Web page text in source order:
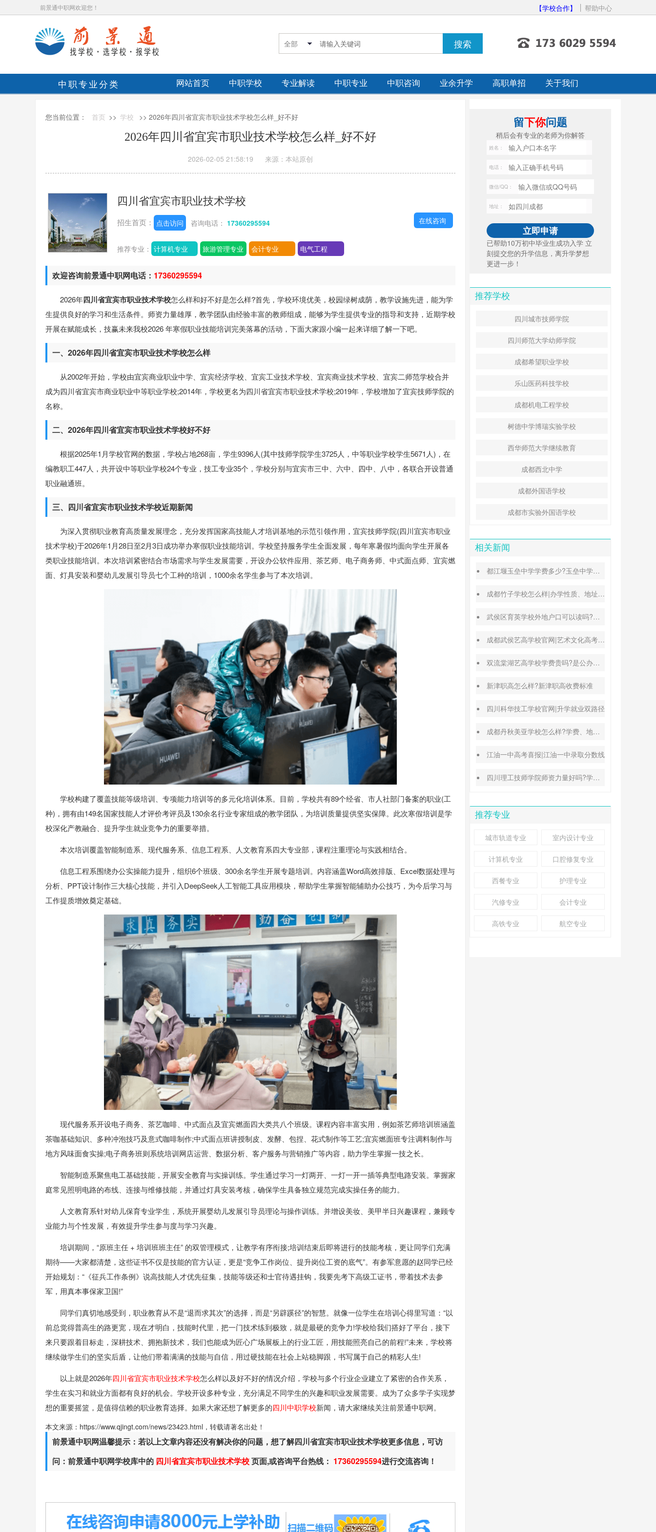
前景通中职网欢迎您！ 【学校合作】 帮助中心
中职专业分类 网站首页 中职学校 专业解读 中职专业 中职咨询 业余升学 高职单招 关于我们
您当前位置： 首页 >> 学校 >> 2026年四川省宜宾市职业技术学校怎么样_好不好
2026年四川省宜宾市职业技术学校怎么样_好不好
2026-02-05 21:58:19 来源：本站原创
四川省宜宾市职业技术学校
招生首页： 点击访问 咨询电话： 17360295594
推荐专业： 计算机专业 旅游管理专业 会计专业 电气工程
在线咨询
欢迎咨询前景通中职网电话： 17360295594
2026年四川省宜宾市职业技术学校怎么样和好不好是怎么样?首先，学校环境优美，校园绿树成荫，教学设施先进，能为学
生提供良好的学习和生活条件。师资力量雄厚，教学团队由经验丰富的教师组成，能够为学生提供专业的指导和支持，近期学校
开展在赋能成长，技赢未来我校2026 年寒假职业技能培训完美落幕的活动，下面大家跟小编一起来详细了解一下吧。
一、2026年四川省宜宾市职业技术学校怎么样
从2002年开始，学校由宜宾商业职业中学、宜宾经济学校、宜宾工业技术学校、宜宾商业技术学校、宜宾二师范学校合并
成为四川省宜宾市商业职业中等职业学校;2014年，学校更名为四川省宜宾市职业技术学校;2019年，学校增加了宜宾技师学院的
名称。
二、2026年四川省宜宾市职业技术学校好不好
根据2025年1月学校官网的数据，学校占地268亩，学生9396人(其中技师学院学生3725人，中等职业学校学生5671人)，在
编教职工447人，共开设中等职业学校24个专业，技工专业35个，学校分别与宜宾市三中、六中、四中、八中，各联合开设普通
职业融通班。
三、四川省宜宾市职业技术学校近期新闻
为深入贯彻职业教育高质量发展理念，充分发挥国家高技能人才培训基地的示范引领作用，宜宾技师学院(四川宜宾市职业
技术学校)于2026年1月28日至2月3日成功举办寒假职业技能培训。学校坚持服务学生全面发展，每年寒暑假均面向学生开展各
类职业技能培训。本次培训紧密结合市场需求与学生发展需要，开设办公软件应用、茶艺师、电子商务师、中式面点师、宜宾燃
面、灯具安装和婴幼儿发展引导员七个工种的培训，1000余名学生参与了本次培训。
学校构建了覆盖技能等级培训、专项能力培训等的多元化培训体系。目前，学校共有89个经省、市人社部门备案的职业(工
种)，拥有由149名国家技能人才评价考评员及130余名行业专家组成的教学团队，为培训质量提供坚实保障。此次寒假培训是学
校深化产教融合、提升学生就业竞争力的重要举措。
本次培训覆盖智能制造系、现代服务系、信息工程系、人文教育系四大专业部，课程注重理论与实践相结合。
信息工程系围绕办公实操能力提升，组织6个班级、300余名学生开展专题培训。内容涵盖Word高效排版、Excel数据处理与
分析、PPT设计制作三大核心技能，并引入DeepSeek人工智能工具应用模块，帮助学生掌握智能辅助办公技巧，为今后学习与
工作提质增效奠定基础。
现代服务系开设电子商务、茶艺咖啡、中式面点及宜宾燃面四大类共八个班级。课程内容丰富实用，例如茶艺师培训班涵盖
茶咖基础知识、多种冲泡技巧及意式咖啡制作;中式面点班讲授制皮、发酵、包捏、花式制作等工艺;宜宾燃面班专注调料制作与
地方风味面食实操;电子商务班则系统培训网店运营、数据分析、客户服务与营销推广等内容，助力学生掌握一技之长。
智能制造系聚焦电工基础技能，开展安全教育与实操训练。学生通过学习一灯两开、一灯一开一插等典型电路安装。掌握家
庭常见照明电路的布线、连接与维修技能，并通过灯具安装考核，确保学生具备独立规范完成实操任务的能力。
人文教育系针对幼儿保育专业学生，系统开展婴幼儿发展引导员理论与操作训练。并增设美妆、美甲半日兴趣课程，兼顾专
业能力与个性发展，有效提升学生参与度与学习兴趣。
培训期间，“原班主任 + 培训班班主任” 的双管理模式，让教学有序衔接;培训结束后即将进行的技能考核，更让同学们充满
期待——大家都清楚，这些证书不仅是技能的官方认证，更是“竞争工作岗位、提升岗位工资的底气”。有参军意愿的赵同学已经
开始规划：“《征兵工作条例》说高技能人才优先征集，技能等级还和士官待遇挂钩，我要先考下高级工证书，带着技术去参
军，用真本事保家卫国!”
同学们真切地感受到，职业教育从不是“退而求其次”的选择，而是“另辟蹊径”的智慧。就像一位学生在培训心得里写道：“以
前总觉得普高生的路更宽，现在才明白，技能时代里，把一门技术练到极致，就是最硬的竞争力!学校给我们搭好了平台，接下
来只要跟着目标走，深耕技术、拥抱新技术，我们也能成为匠心广场展板上的行业工匠，用技能照亮自己的前程!”未来，学校将
继续做学生们的坚实后盾，让他们带着满满的技能与自信，用过硬技能在社会上站稳脚跟，书写属于自己的精彩人生!
以上就是2026年四川省宜宾市职业技术学校怎么样以及好不好的情况介绍，学校与多个行业企业建立了紧密的合作关系，
学生在实习和就业方面都有良好的机会。学校开设多种专业，充分满足不同学生的兴趣和职业发展需要。成为了众多学子实现梦
想的重要摇篮，是值得信赖的职业教育选择。如果大家还想了解更多的四川中职学校新闻，请大家继续关注前景通中职网。
本文来源：https://www.qjingt.com/news/23423.html，转载请著名出处！
前景通中职网温馨提示：若以上文章内容还没有解决你的问题，想了解四川省宜宾市职业技术学校更多信息，可访
问：前景通中职网学校库中的 四川省宜宾市职业技术学校页面,或咨询平台热线： 17360295594进行交流咨询！
留下你问题
稍后会有专业的老师为你解答
姓名：
电话：
微信/QQ：
地址：
已帮助10万初中毕业生成功入学 立
刻提交您的升学信息，离升学梦想
更进一步！
推荐学校
四川城市技师学院
四川师范大学幼师学院
成都希望职业学校
乐山医药科技学校
成都机电工程学校
树德中学博瑞实验学校
西华师范大学继续教育
成都西北中学
成都外国语学校
成都市实验外国语学校
相关新闻
都江堰玉垒中学学费多少?玉垒中学录取分数线
成都竹子学校怎么样|办学性质、地址、学费汇总
武侯区育英学校外地户口可以读吗?转学插班条件
成都武侯艺高学校官网|艺术文化高考班能高考吗
双流棠湖艺高学校学费贵吗?是公办还是民办
新津职高怎么样?新津职高收费标准
四川科华技工学校官网|升学就业双路径
成都丹秋美亚学校怎么样?学费、地址、办学特色汇总
江油一中高考喜报|江油一中录取分数线
四川理工技师学院师资力量好吗?学校地址在哪里
推荐专业
城市轨道专业 室内设计专业
计算机专业 口腔修复专业
西餐专业 护理专业
汽修专业 会计专业
高铁专业 航空专业